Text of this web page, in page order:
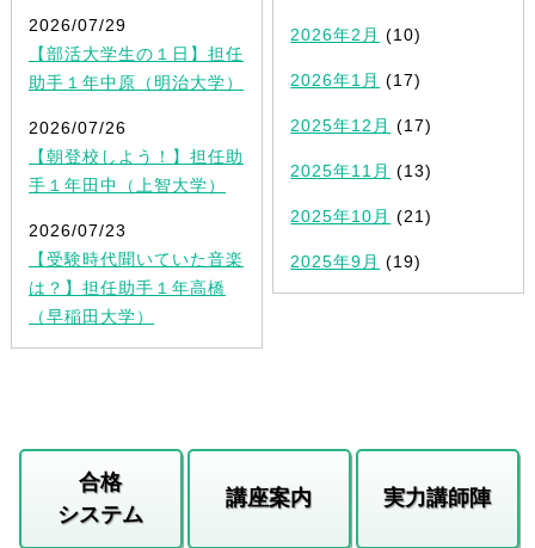
2026/07/29
【部活大学生の１日】担任
助手１年中原（明治大学）
2026/07/26
【朝登校しよう！】担任助
手１年田中（上智大学）
2026/07/23
【受験時代聞いていた音楽
は？】担任助手１年高橋
（早稲田大学）
2026年2月 (10)
2026年1月 (17)
2025年12月 (17)
2025年11月 (13)
2025年10月 (21)
2025年9月 (19)
合格
システム
講座案内 実力講師陣